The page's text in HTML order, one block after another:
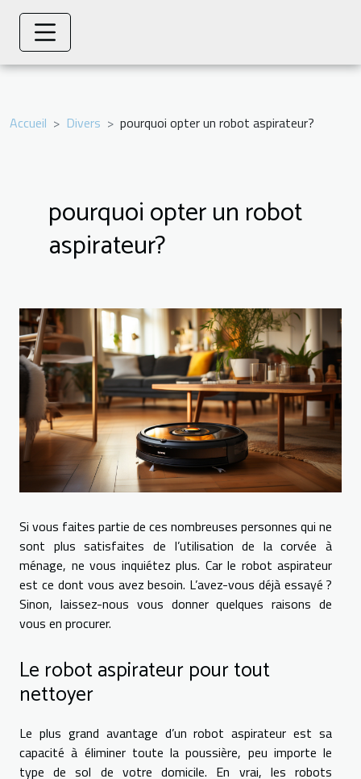
Accueil Divers pourquoi opter un robot aspirateur?
pourquoi opter un robot
aspirateur?
Si vous faites partie de ces nombreuses personnes qui ne
sont plus satisfaites de l’utilisation de la corvée à
ménage, ne vous inquiétez plus. Car le robot aspirateur
est ce dont vous avez besoin. L’avez-vous déjà essayé ?
Sinon, laissez-nous vous donner quelques raisons de
vous en procurer.
Le robot aspirateur pour tout
nettoyer
Le plus grand avantage d’un robot aspirateur est sa
capacité à éliminer toute la poussière, peu importe le
type de sol de votre domicile. En vrai, les robots